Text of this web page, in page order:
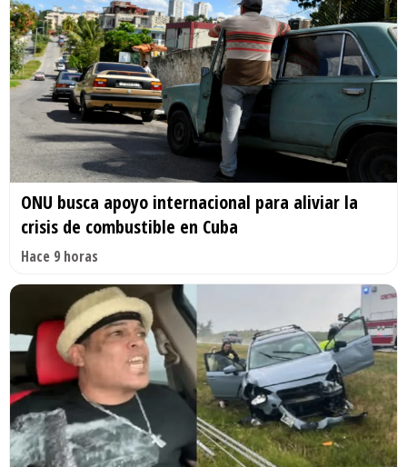
ONU busca apoyo internacional para aliviar la
crisis de combustible en Cuba
Hace 9 horas